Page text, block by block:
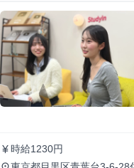
currency_yen時給1230円